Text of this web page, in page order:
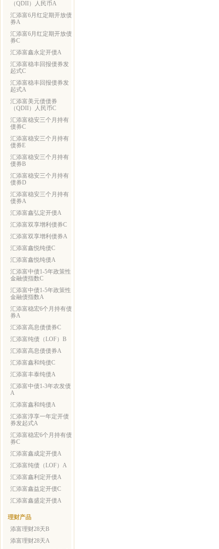
（QDII）人民币A
汇添富6月红定期开放债
券A
汇添富6月红定期开放债
券C
汇添富鑫永定开债A
汇添富稳丰回报债券发
起式C
汇添富稳丰回报债券发
起式A
汇添富美元债债券
（QDII）人民币C
汇添富稳安三个月持有
债券C
汇添富稳安三个月持有
债券E
汇添富稳安三个月持有
债券B
汇添富稳安三个月持有
债券D
汇添富稳安三个月持有
债券A
汇添富鑫弘定开债A
汇添富双享增利债券C
汇添富双享增利债券A
汇添富鑫悦纯债C
汇添富鑫悦纯债A
汇添富中债1-5年政策性
金融债指数C
汇添富中债1-5年政策性
金融债指数A
汇添富稳宏6个月持有债
券A
汇添富高息债债券C
汇添富纯债（LOF）B
汇添富高息债债券A
汇添富鑫和纯债C
汇添富丰泰纯债A
汇添富中债1-3年农发债
A
汇添富鑫和纯债A
汇添富淳享一年定开债
券发起式A
汇添富稳宏6个月持有债
券C
汇添富鑫成定开债A
汇添富纯债（LOF）A
汇添富鑫利定开债A
汇添富鑫益定开债C
汇添富鑫盛定开债A
理财产品
添富理财28天B
添富理财28天A